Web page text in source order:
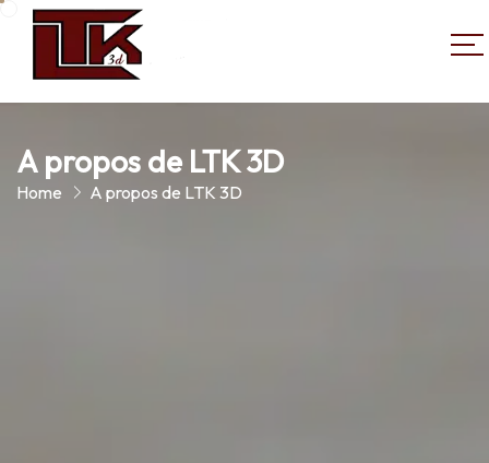
A propos de LTK 3D
Home A propos de LTK 3D